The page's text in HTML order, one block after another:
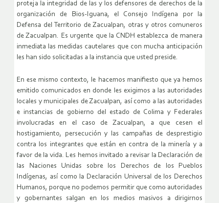
proteja la integridad de las y los defensores de derechos de la
organización de Bios-Iguana, el Consejo Indígena por la
Defensa del Territorio de Zacualpan, otras y otros comuneros
de Zacualpan. Es urgente que la CNDH establezca de manera
inmediata las medidas cautelares que con mucha anticipación
les han sido solicitadas a la instancia que usted preside.
En ese mismo contexto, le hacemos manifiesto que ya hemos
emitido comunicados en donde les exigimos a las autoridades
locales y municipales de Zacualpan, así como a las autoridades
e instancias de gobierno del estado de Colima y Federales
involucradas en el caso de Zacualpan, a que cesen el
hostigamiento, persecución y las campañas de desprestigio
contra los integrantes que están en contra de la minería y a
favor de la vida. Les hemos invitado a revisar la Declaración de
las Naciones Unidas sobre los Derechos de los Pueblos
Indígenas, así como la Declaración Universal de los Derechos
Humanos, porque no podemos permitir que como autoridades
y gobernantes salgan en los medios masivos a dirigirnos